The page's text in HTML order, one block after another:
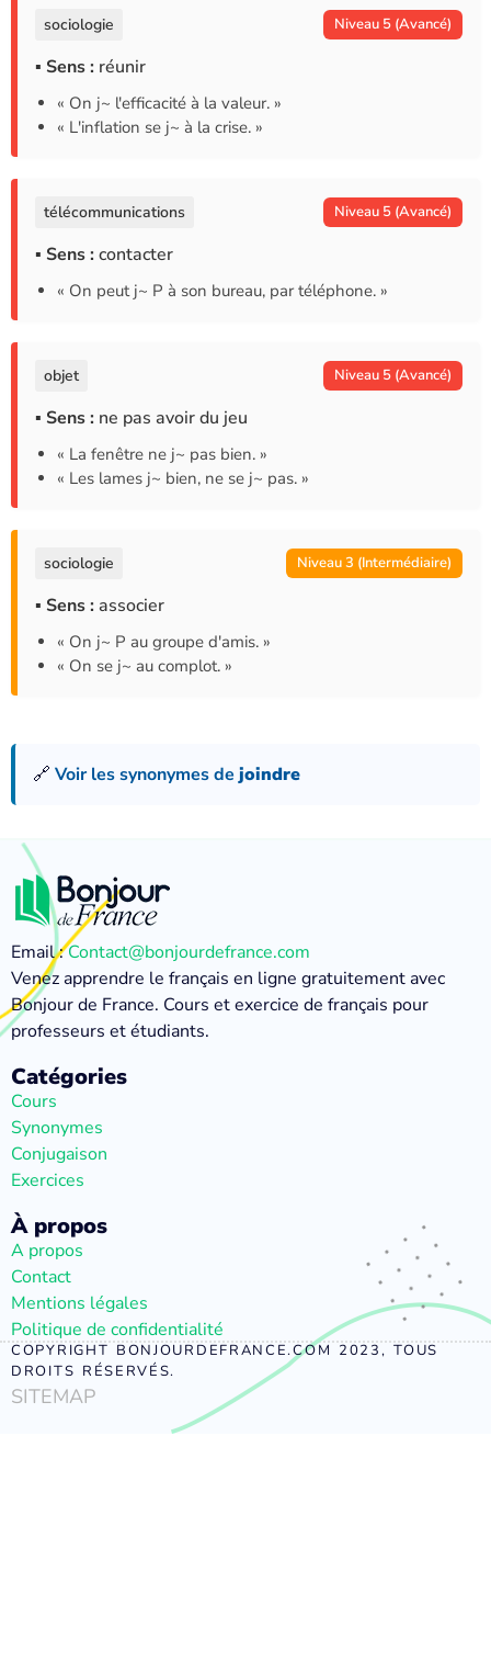
sociologie Niveau 5 (Avancé)
▪ Sens : réunir
« On j~ l'efficacité à la valeur. »
« L'inflation se j~ à la crise. »
télécommunications Niveau 5 (Avancé)
▪ Sens : contacter
« On peut j~ P à son bureau, par téléphone. »
objet Niveau 5 (Avancé)
▪ Sens : ne pas avoir du jeu
« La fenêtre ne j~ pas bien. »
« Les lames j~ bien, ne se j~ pas. »
sociologie Niveau 3 (Intermédiaire)
▪ Sens : associer
« On j~ P au groupe d'amis. »
« On se j~ au complot. »
🔗 Voir les synonymes de joindre
Email :Contact@bonjourdefrance.com
Venez apprendre le français en ligne gratuitement avec
Bonjour de France. Cours et exercice de français pour
professeurs et étudiants.
Catégories
Cours
Synonymes
Conjugaison
Exercices
À propos
A propos
Contact
Mentions légales
Politique de confidentialité
COPYRIGHT BONJOURDEFRANCE.COM 2023, TOUS
DROITS RÉSERVÉS.
SITEMAP